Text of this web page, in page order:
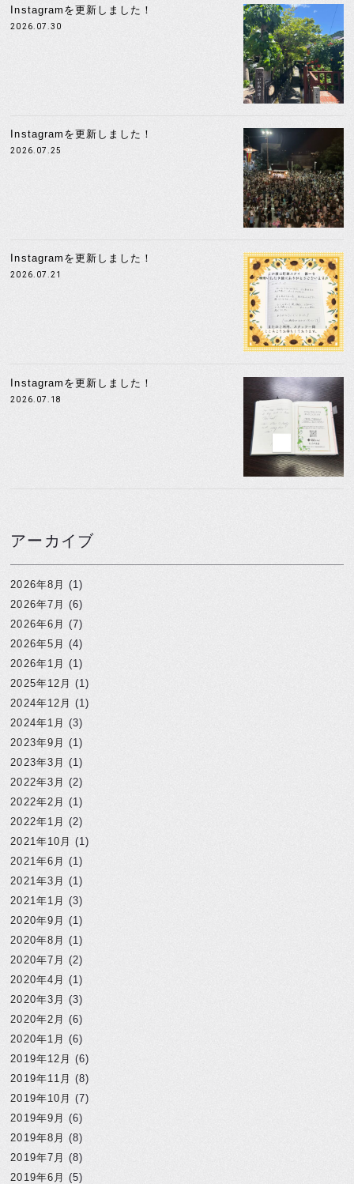
Instagramを更新しました！
2026.07.30
Instagramを更新しました！
2026.07.25
Instagramを更新しました！
2026.07.21
Instagramを更新しました！
2026.07.18
アーカイブ
2026年8月 (1)
2026年7月 (6)
2026年6月 (7)
2026年5月 (4)
2026年1月 (1)
2025年12月 (1)
2024年12月 (1)
2024年1月 (3)
2023年9月 (1)
2023年3月 (1)
2022年3月 (2)
2022年2月 (1)
2022年1月 (2)
2021年10月 (1)
2021年6月 (1)
2021年3月 (1)
2021年1月 (3)
2020年9月 (1)
2020年8月 (1)
2020年7月 (2)
2020年4月 (1)
2020年3月 (3)
2020年2月 (6)
2020年1月 (6)
2019年12月 (6)
2019年11月 (8)
2019年10月 (7)
2019年9月 (6)
2019年8月 (8)
2019年7月 (8)
2019年6月 (5)